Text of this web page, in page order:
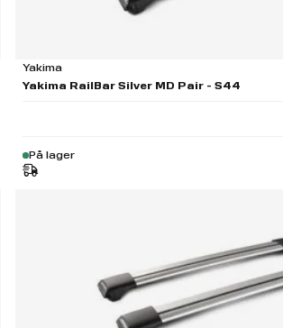
Yakima
Yakima RailBar Silver MD Pair - S44
På lager